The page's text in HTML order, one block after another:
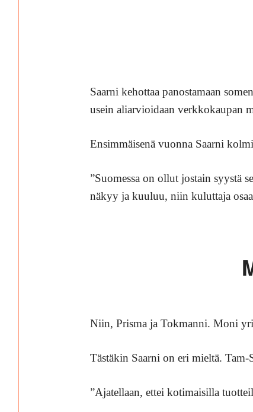
Saarni kehottaa panostamaan
usein aliarvioidaan verkkokaupan
Ensimmäisenä vuonna Saarni
”Suomessa on ollut jostain syystä
näkyy ja kuuluu, niin kuluttaja
Niin, Prisma ja Tokmanni. Moni
Tästäkin Saarni on eri mieltä.
”Ajatellaan, ettei kotimaisilla